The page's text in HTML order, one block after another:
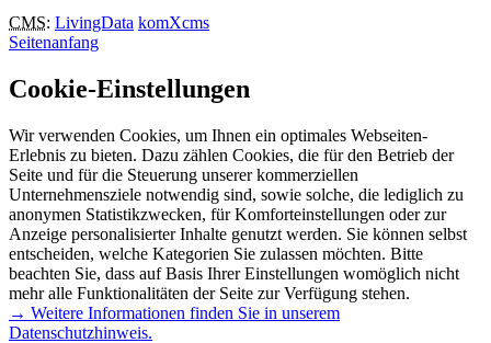
CMS: LivingData komXcms
Seitenanfang
Cookie-Einstellungen
Wir verwenden Cookies, um Ihnen ein optimales Webseiten-
Erlebnis zu bieten. Dazu zählen Cookies, die für den Betrieb der
Seite und für die Steuerung unserer kommerziellen
Unternehmensziele notwendig sind, sowie solche, die lediglich zu
anonymen Statistikzwecken, für Komforteinstellungen oder zur
Anzeige personalisierter Inhalte genutzt werden. Sie können selbst
entscheiden, welche Kategorien Sie zulassen möchten. Bitte
beachten Sie, dass auf Basis Ihrer Einstellungen womöglich nicht
mehr alle Funktionalitäten der Seite zur Verfügung stehen.
→ Weitere Informationen finden Sie in unserem
Datenschutzhinweis.